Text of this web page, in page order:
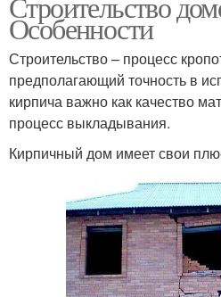
Особенности
Строительство – процесс
предполагающий точность в
кирпича важно как качество
процесс выкладывания.
Кирпичный дом имеет свои